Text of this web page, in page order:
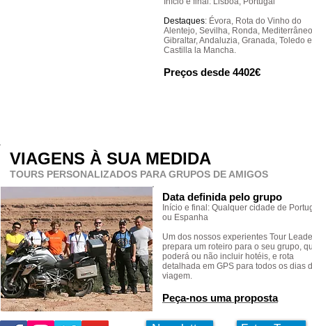
Destaques: Évora, Rota do Vinho do
Alentejo, Sevilha, Ronda,
Gibraltar, Andaluzia, Granada, Toledo e
Castilla la Mancha.
Preços desde 4402€
Data definida pelo grupo
Início e final: Qualquer cidade de
ou Espanha
Um dos nossos experientes Tour
prepara um roteiro para o seu grupo,
poderá ou não incluir hotéis, e rota
detalhada em GPS para todos os dias
viagem.
Peça-nos uma proposta
VIAGENS À SUA MEDIDA
TOURS PERSONALIZADOS PARA GRUPOS DE AMIGOS